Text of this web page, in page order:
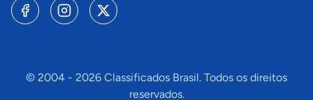
© 2004 - 2026 Classificados Brasil. Todos os direitos
reservados.